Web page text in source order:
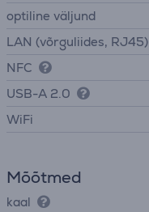
optiline väljund
LAN (võrguliides, RJ45)
NFC
USB-A 2.0
WiFi
Mõõtmed
kaal